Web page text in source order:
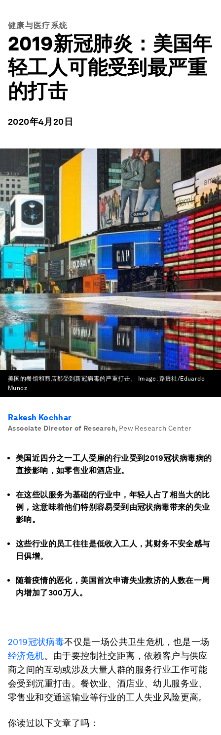
健康与医疗系统
2019新冠肺炎：美国年
轻工人可能受到最严重
的打击
2020年4月20日
美国的餐馆和商店都受到新冠病毒的严重打击。 Image: 路透社/Eduardo
Munoz
Rakesh Kochhar
Associate Director of Research, Pew Research Center
美国近四分之一工人受雇的行业受到2019冠状病毒病的
直接影响，如零售业和酒店业。
在这些以服务为基础的行业中，年轻人占了相当大的比
例，这意味着他们特别容易受到由冠状病毒带来的失业
影响。
这些行业的员工往往是低收入工人，其财务不安全感与
日俱增。
随着疫情的恶化，美国首次申请失业救济的人数在一周
内增加了300万人。
2019冠状病毒不仅是一场公共卫生危机，也是一场
经济危机。由于要控制社交距离，依赖客户与供应
商之间的互动或涉及大量人群的服务行业工作可能
会受到沉重打击。餐饮业、酒店业、幼儿服务业、
零售业和交通运输业等行业的工人失业风险更高。
你读过以下文章了吗：